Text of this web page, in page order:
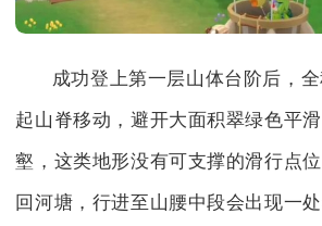
成功登上第一层山体台阶后，
起山脊移动，避开大面积翠绿色平
壑，这类地形没有可支撑的滑行点
回河塘，行进至山腰中段会出现一